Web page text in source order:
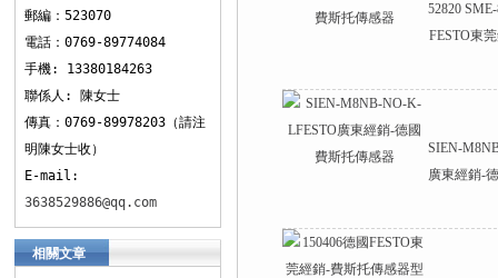
郵編：523070
電話：0769-89774084
手機: 13380184263
聯係人: 陳女士
傳真：0769-89978203（請注
明陳女士收）
E-mail:
3638529886@qq.com
相關文章
52820
FESTO東
SIEN-
廣東經銷-